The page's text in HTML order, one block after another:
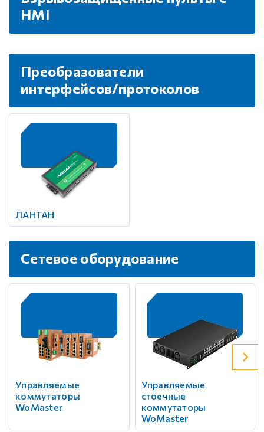
HMI
Преобразователи
интерфейсов/протоколов
ЛАНТАН
Сетевое оборудование
Управляемые
коммутаторы
WoMaster
Управляемые
стоечные
коммутаторы
WoMaster